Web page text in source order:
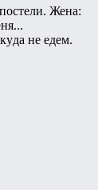
Жена:
не едем.